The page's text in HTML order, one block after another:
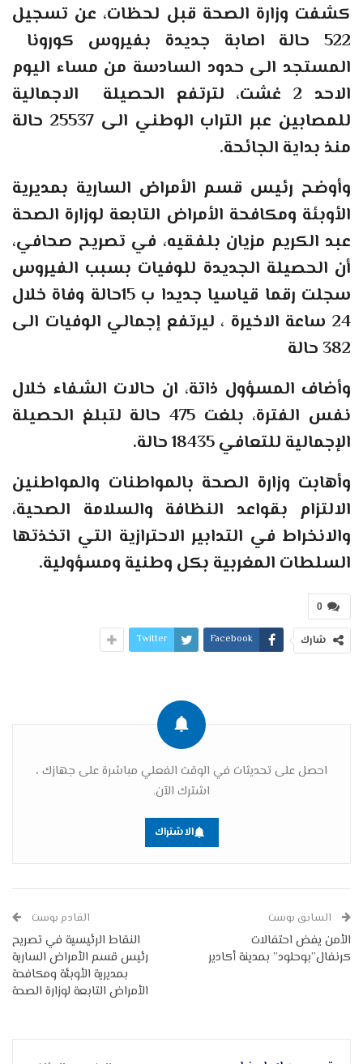
كشفت وزارة الصحة قبل لحظات، عن تسجيل
522 حالة اصابة جديدة بفيروس كورونا
المستجد الى حدود السادسة من مساء اليوم
الاحد 2 غشت، لترتفع الحصيلة الاجمالية
للمصابين عبر التراب الوطني الى 25537 حالة
منذ بداية الجائحة.
وأوضح رئيس قسم الأمراض السارية بمديرية
الأوبئة ومكافحة الأمراض التابعة لوزارة الصحة
عبد الكريم مزيان بلفقيه، في تصريح صحافي،
أن الحصيلة الجديدة للوفيات بسبب الفيروس
سجلت رقما قياسيا جديدا ب 15حالة وفاة خلال
24 ساعة الاخيرة ، ليرتفع إجمالي الوفيات الى
382 حالة
وأضاف المسؤول ذاتة، ان حالات الشفاء خلال
نفس الفترة، بلغت 475 حالة لتبلغ الحصيلة
الإجمالية للتعافي 18435 حالة.
وأهابت وزارة الصحة بالمواطنات والمواطنين
الالتزام بقواعد النظافة والسلامة الصحية،
والانخراط في التدابير الاحترازية التي اتخذتها
السلطات المغربية بكل وطنية ومسؤولية.
0
شارك Facebook
Twitter
احصل على تحديثات في الوقت الفعلي مباشرة على جهازك ،
اشترك الآن.
الاشتراك
السابق بوست
الأمن يفض احتفالات
كرنفال”بوحلود” بمدينة أكادير
القادم بوست
النقاط الرئيسية في تصريح
رئيس قسم الأمراض السارية
بمديرية الأوبئة ومكافحة
الأمراض التابعة لوزارة الصحة